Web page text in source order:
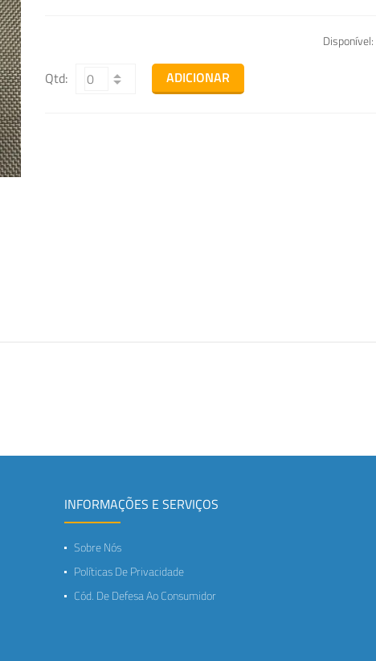
Disponível:
Qtd: ADICIONAR
INFORMAÇÕES E SERVIÇOS
Sobre Nós
Políticas De Privacidade
Cód. De Defesa Ao Consumidor